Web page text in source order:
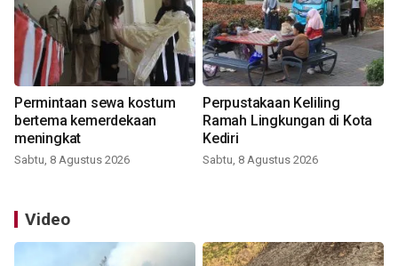
Permintaan sewa kostum
bertema kemerdekaan
meningkat
Sabtu, 8 Agustus 2026
Perpustakaan Keliling
Ramah Lingkungan di Kota
Kediri
Sabtu, 8 Agustus 2026
Video